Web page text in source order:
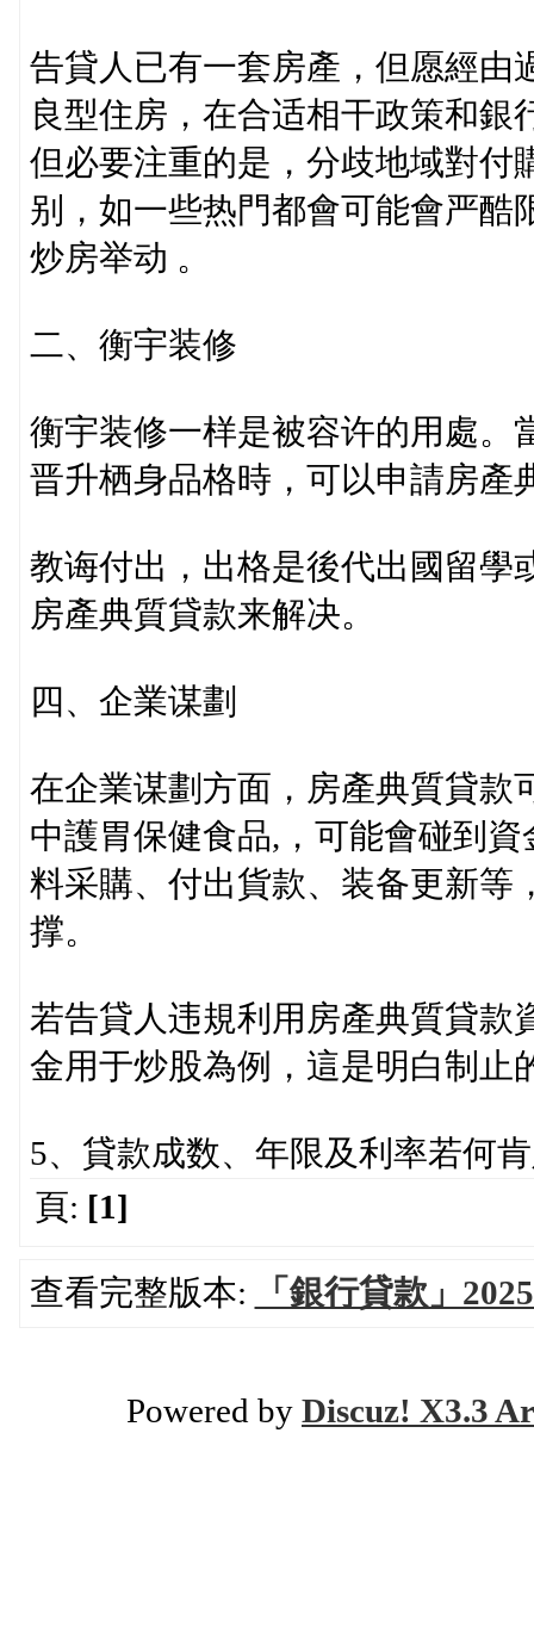
告貸人已有一套房產，但愿經由
良型住房，在合适相干政策和
但必要注重的是，分歧地域對付
别，如一些热門都會可能會严酷
炒房举动 。
二、衡宇装修
衡宇装修一样是被容许的用處。
晋升栖身品格時，可以申請房產
教诲付出，出格是後代出國留學
房產典質貸款来解决。
四、企業谋劃
在企業谋劃方面，房產典質貸款
中護胃保健食品,，可能會碰到
料采購、付出貨款、装备更新等
撑。
若告貸人违規利用房產典質貸款
金用于炒股為例，這是明白制止
5、貸款成数、年限及利率若何
頁: [1]
查看完整版本: 「銀行貸款」
Powered by Discuz! X3.3